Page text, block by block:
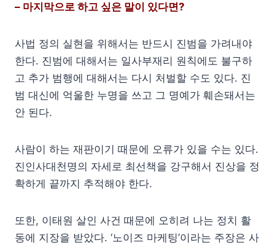
– 마지막으로 하고 싶은 말이 있다면?
사법 정의 실현을 위해서는 반드시 진범을 가려내야
한다. 진범에 대해서는 일사부재리 원칙에도 불구하
고 추가 범행에 대해서는 다시 처벌할 수도 있다. 진
범 대신에 억울한 누명을 쓰고 그 명예가 훼손돼서는
안 된다.
사람이 하는 재판이기 때문에 오류가 있을 수는 있다.
진인사대천명의 자세로 최선책을 강구해서 진상을 정
확하게 끝까지 추적해야 한다.
또한, 이태원 살인 사건 때문에 오히려 나는 정치 활
동에 지장을 받았다. ‘노이즈 마케팅’이라는 주장은 사